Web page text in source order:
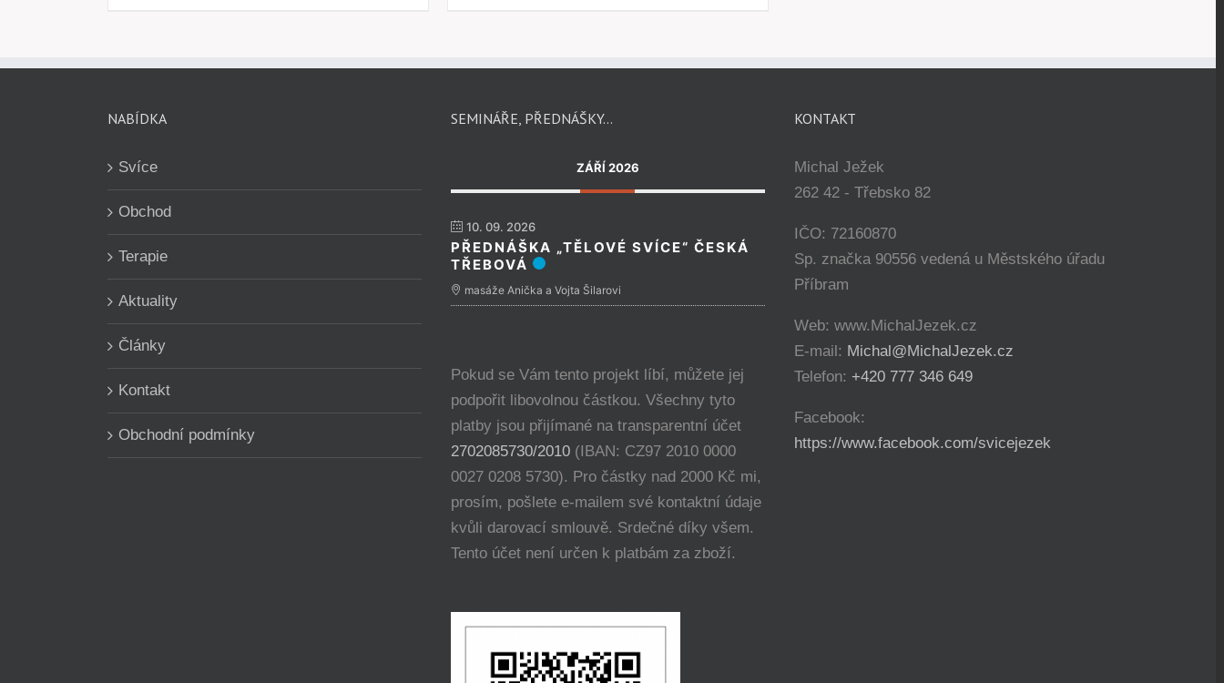
NABÍDKA
Svíce
Obchod
Terapie
Aktuality
Články
Kontakt
Obchodní podmínky
SEMINÁŘE, PŘEDNÁŠKY…
ZÁŘÍ 2026
10. 09. 2026
PŘEDNÁŠKA „TĚLOVÉ SVÍCE“ ČESKÁ
TŘEBOVÁ
masáže Anička a Vojta Šilarovi
Pokud se Vám tento projekt líbí, můžete jej
podpořit libovolnou částkou. Všechny tyto
platby jsou přijímané na transparentní účet
2702085730/2010(IBAN: CZ97 2010 0000
0027 0208 5730). Pro částky nad 2000 Kč mi,
prosím, pošlete e-mailem své kontaktní údaje
kvůli darovací smlouvě. Srdečné díky všem.
Tento účet není určen k platbám za zboží.
KONTAKT
Michal Ježek
262 42 - Třebsko 82
IČO: 72160870
Sp. značka 90556 vedená u Městského úřadu
Příbram
Web: www.MichalJezek.cz
E-mail: Michal@MichalJezek.cz
Telefon: +420 777 346 649
Facebook:
https://www.facebook.com/svicejezek